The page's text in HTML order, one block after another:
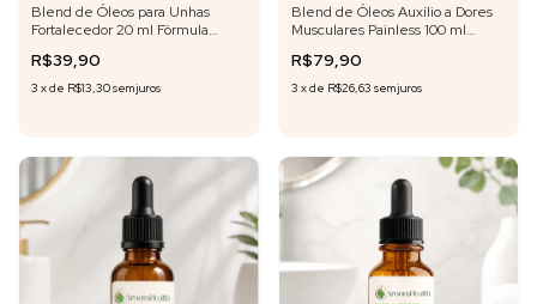
Blend de Óleos para Unhas
Fortalecedor 20 ml Fórmula
R$39,90
3 xde R$13,30sem juros
Blend de Óleos Auxílio a Dores
Musculares Painless 100 ml
R$79,90
3 xde R$26,63 sem juros